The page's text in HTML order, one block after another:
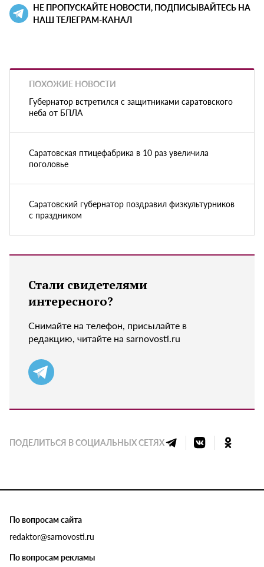
НЕ ПРОПУСКАЙТЕ НОВОСТИ, ПОДПИСЫВАЙТЕСЬ НА
НАШ ТЕЛЕГРАМ-КАНАЛ
ПОХОЖИЕ НОВОСТИ
Губернатор встретился с защитниками саратовского
неба от БПЛА
Саратовская птицефабрика в 10 раз увеличила
поголовье
Саратовский губернатор поздравил физкультурников
с праздником
Стали свидетелями
интересного?
Снимайте на телефон, присылайте в
редакцию, читайте на sarnovosti.ru
ПОДЕЛИТЬСЯ В СОЦИАЛЬНЫХ СЕТЯХ
По вопросам сайта
redaktor@sarnovosti.ru
По вопросам рекламы